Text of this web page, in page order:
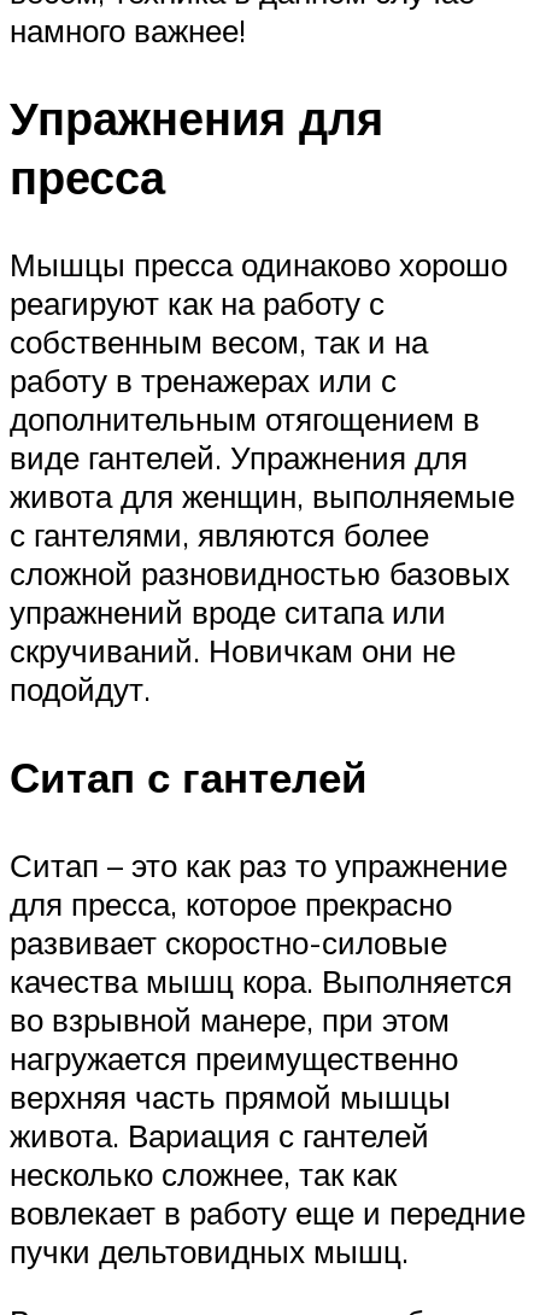
намного важнее!
Упражнения для
пресса
Мышцы пресса одинаково хорошо
реагируют как на работу с
собственным весом, так и на
работу в тренажерах или с
дополнительным отягощением в
виде гантелей. Упражнения для
живота для женщин, выполняемые
с гантелями, являются более
сложной разновидностью базовых
упражнений вроде ситапа или
скручиваний. Новичкам они не
подойдут.
Ситап с гантелей
Ситап – это как раз то упражнение
для пресса, которое прекрасно
развивает скоростно-силовые
качества мышц кора. Выполняется
во взрывной манере, при этом
нагружается преимущественно
верхняя часть прямой мышцы
живота. Вариация с гантелей
несколько сложнее, так как
вовлекает в работу еще и передние
пучки дельтовидных мышц.